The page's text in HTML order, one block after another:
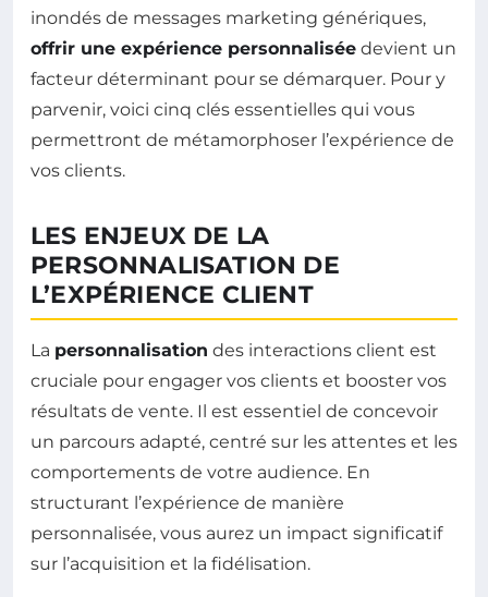
inondés de messages marketing génériques,
offrir une expérience personnalisée devient un
facteur déterminant pour se démarquer. Pour y
parvenir, voici cinq clés essentielles qui vous
permettront de métamorphoser l’expérience de
vos clients.
LES ENJEUX DE LA
PERSONNALISATION DE
L’EXPÉRIENCE CLIENT
La personnalisation des interactions client est
cruciale pour engager vos clients et booster vos
résultats de vente. Il est essentiel de concevoir
un parcours adapté, centré sur les attentes et les
comportements de votre audience. En
structurant l’expérience de manière
personnalisée, vous aurez un impact significatif
sur l’acquisition et la fidélisation.